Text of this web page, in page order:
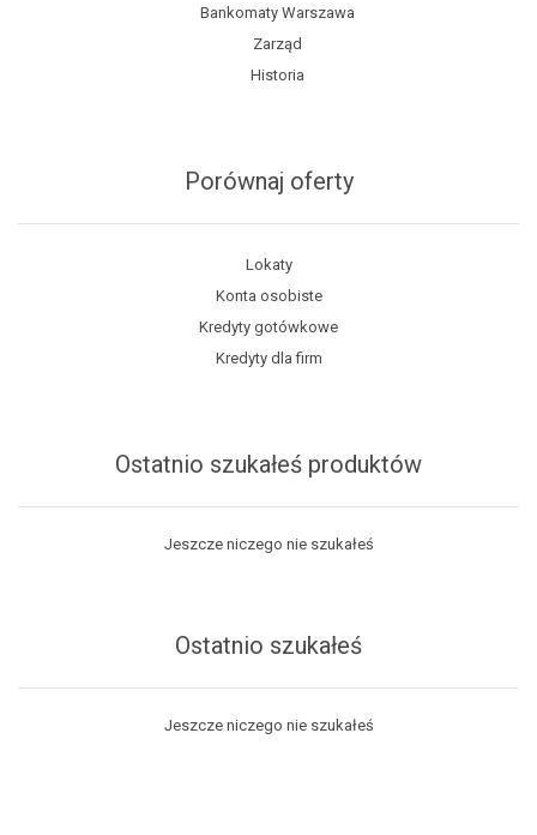
Bankomaty Warszawa
Zarząd
Historia
Porównaj oferty
Lokaty
Konta osobiste
Kredyty gotówkowe
Kredyty dla firm
Ostatnio szukałeś produktów
Jeszcze niczego nie szukałeś
Ostatnio szukałeś
Jeszcze niczego nie szukałeś